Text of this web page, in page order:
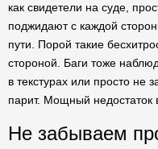
как свидетели на суде,
поджидают с каждой
пути. Порой такие
стороной. Баги тоже
в текстурах или просто не
парит. Мощный недостаток
Не забываем